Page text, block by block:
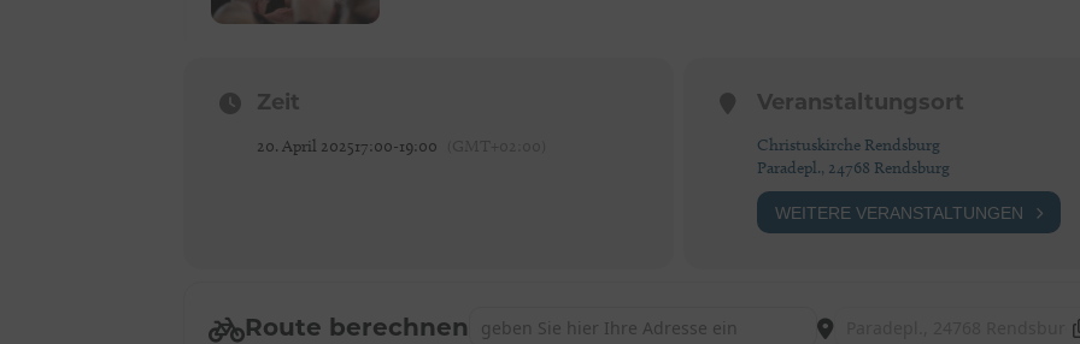
Zeit
20. April 202517:00-19:00
Veranstaltungsort
Christuskirche Rendsburg
Paradepl., 24768 Rendsburg
WEITERE VERANSTALTUNGEN
Route berechnen Address - Internationale Bildungsstätte Jugendhof Scheersberg Festkonzert der 61.
Destination Address -